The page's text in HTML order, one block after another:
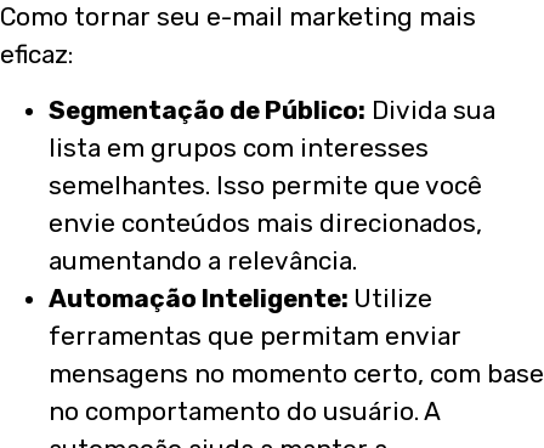
Como tornar seu e-mail marketing mais
eficaz:
Segmentação de Público: Divida sua
lista em grupos com interesses
semelhantes. Isso permite que você
envie conteúdos mais direcionados,
aumentando a relevância.
Automação Inteligente: Utilize
ferramentas que permitam enviar
mensagens no momento certo, com base
no comportamento do usuário. A